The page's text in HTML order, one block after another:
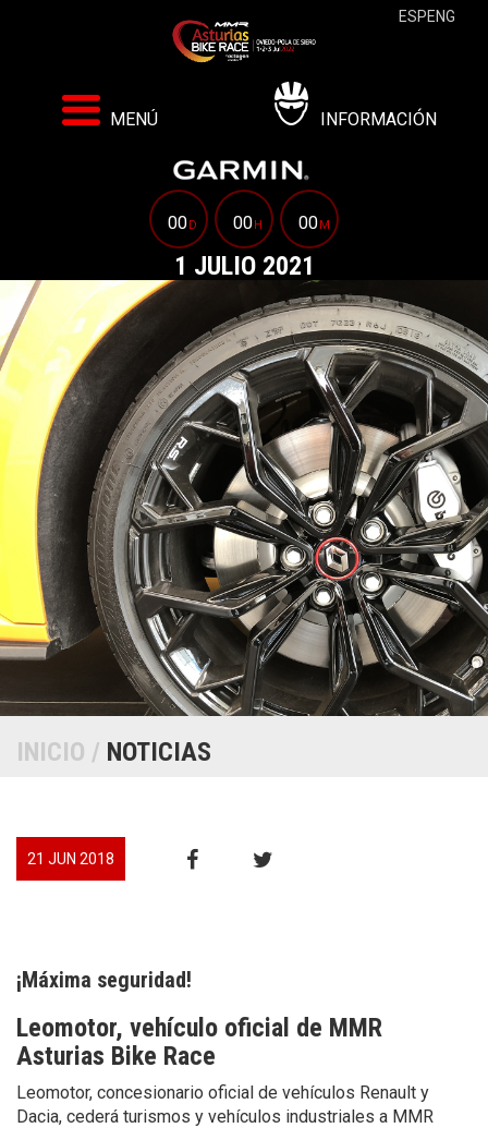
MENÚ INFORMACIÓN
00D 00H 00M
1 JULIO 2021
ESPENG
INICIO / NOTICIAS
21 JUN 2018
¡Máxima seguridad!
Leomotor, vehículo oficial de MMR
Asturias Bike Race
Leomotor, concesionario oficial de vehículos Renault y
Dacia, cederá turismos y vehículos industriales a MMR